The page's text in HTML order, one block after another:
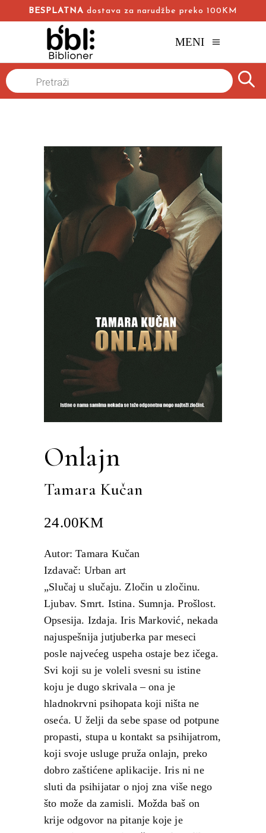
BESPLATNA dostava za narudžbe preko 100KM
MENI
Naslovna
Products
search
Onlajn
Tamara Kučan
24.00KM
Autor: Tamara Kučan
Izdavač: Urban art
„Slučaj u slučaju. Zločin u zločinu.
Ljubav. Smrt. Istina. Sumnja. Prošlost.
Opsesija. Izdaja. Iris Marković, nekada
najuspešnija jutjuberka par meseci
posle najvećeg uspeha ostaje bez ičega.
Svi koji su je voleli svesni su istine
koju je dugo skrivala – ona je
hladnokrvni psihopata koji ništa ne
oseća. U želji da sebe spase od potpune
propasti, stupa u kontakt sa psihijatrom,
koji svoje usluge pruža onlajn, preko
dobro zaštićene aplikacije. Iris ni ne
sluti da psihijatar o njoj zna više nego
što može da zamisli. Možda baš on
krije odgovor na pitanje koje je